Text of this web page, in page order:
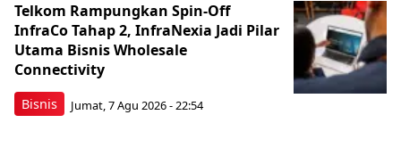
Bisnis
Telkom Rampungkan Spin-Off
InfraCo Tahap 2, InfraNexia Jadi Pilar
Utama Bisnis Wholesale
Connectivity
Jumat, 7 Agu 2026 - 22:54